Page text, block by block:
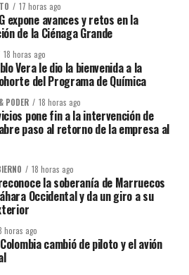
17 horas ago
expone avances y retos en la
de la Ciénaga Grande
18 horas ago
Vera le dio la bienvenida a la
del Programa de Química
PODER 18 horas ago
pone fin a la intervención de
paso al retorno de la empresa al
18 horas ago
la soberanía de Marruecos
Occidental y da un giro a su
horas ago
cambió de piloto y el avión